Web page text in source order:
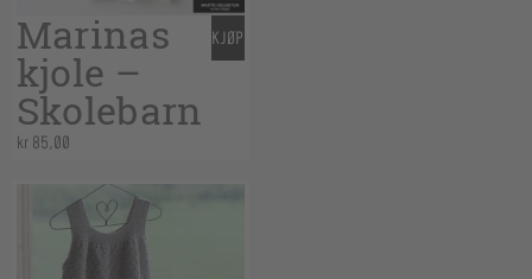
Marinas
kjole –
Skolebarn
kr85,00
KJØP